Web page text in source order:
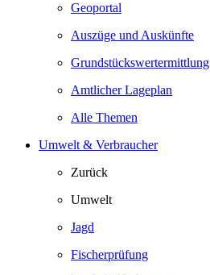
Geoportal
Auszüge und Auskünfte
Grundstückswertermittlung
Amtlicher Lageplan
Alle Themen
Umwelt & Verbraucher
Zurück
Umwelt
Jagd
Fischerprüfung